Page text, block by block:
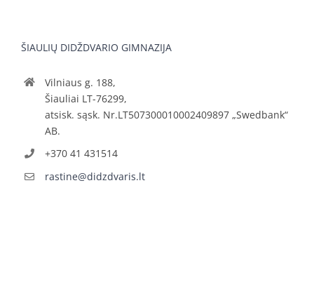
ŠIAULIŲ DIDŽDVARIO GIMNAZIJA
Vilniaus g. 188,
Šiauliai LT-76299,
atsisk. sąsk. Nr.LT507300010002409897 „Swedbank“
AB.
+370 41 431514
rastine@didzdvaris.lt